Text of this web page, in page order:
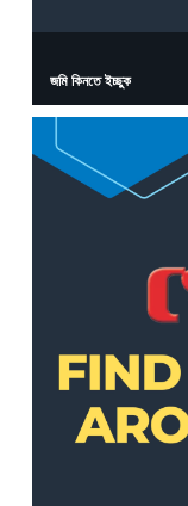
জমি কিনতে ইচ্ছুক